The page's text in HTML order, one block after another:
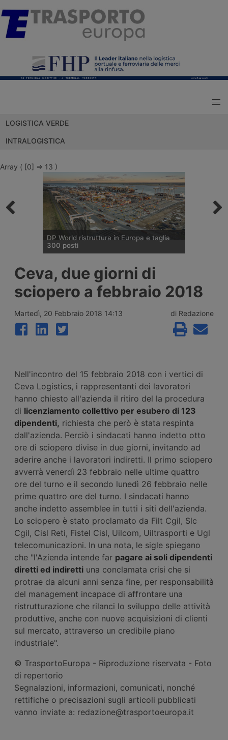
LOGISTICA VERDE
INTRALOGISTICA
Array ( [0] => 13 )
DP World ristruttura in Europa e taglia
300 posti
attività europee dopo l’uscita di tre dirigenti
senior, mentre Londra e Anversa registrano
volumi record e il gruppo prosegue gli
investimenti tra Svizzera, Golfo, Siria e
Ceva, due giorni di
sciopero a febbraio 2018
Martedì, 20 Febbraio 2018 14:13 di Redazione
Nell'incontro del 15 febbraio 2018 con i vertici di
Ceva Logistics, i rappresentanti dei lavoratori
hanno chiesto all'azienda il ritiro del la procedura
di licenziamento collettivo per esubero di 123
dipendenti, richiesta che però è stata respinta
dall'azienda. Perciò i sindacati hanno indetto otto
ore di sciopero divise in due giorni, invitando ad
aderire anche i lavoratori indiretti. Il primo sciopero
avverrà venerdì 23 febbraio nelle ultime quattro
ore del turno e il secondo lunedì 26 febbraio nelle
prime quattro ore del turno. I sindacati hanno
anche indetto assemblee in tutti i siti dell'azienda.
Lo sciopero è stato proclamato da Filt Cgil, Slc
Cgil, Cisl Reti, Fistel Cisl, Uilcom, Uiltrasporti e Ugl
telecomunicazioni. In una nota, le sigle spiegano
che "l'Azienda intende far pagare ai soli dipendenti
diretti ed indiretti una conclamata crisi che si
protrae da alcuni anni senza fine, per responsabilità
del management incapace di affrontare una
ristrutturazione che rilanci lo sviluppo delle attività
produttive, anche con nuove acquisizioni di clienti
sul mercato, attraverso un credibile piano
industriale".
© TrasportoEuropa - Riproduzione riservata - Foto
di repertorio
Segnalazioni, informazioni, comunicati, nonché
rettifiche o precisazioni sugli articoli pubblicati
vanno inviate a: redazione@trasportoeuropa.it